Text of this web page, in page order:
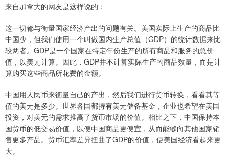
来自加拿大的网友是这样说的：
这一切都与衡量国家经济产出的问题有关。美国实际上生产的商品比
中国少，但我们使用一个叫做国内生产总值（GDP）的统计数据来比
较两者。GDP是一个国家在特定年份生产的所有商品和服务的总价
值，以美元计算。因此，GDP并不计算实际生产的商品数量，而是计
算购买这些商品所花费的金额。
中国用人民币来衡量自己的产出，然后我们进行货币转换，看看其等
值的美元是多少。世界各国都持有美元储备基金，企业也希望在美国
投资，对美元的需求推高了货币市场的价值。相比之下，中国保持本
国货币的低交易价值，以便中国商品更便宜，从而能够向其他国家销
售更多产品。货币汇率差异扭曲了GDP的价值，使美国经济看起来更
大。